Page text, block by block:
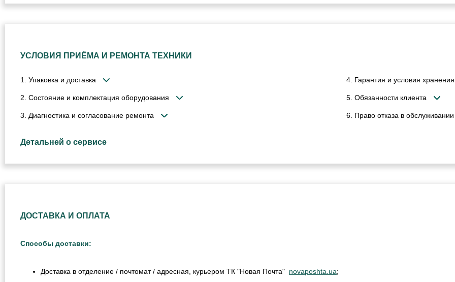
УСЛОВИЯ ПРИЁМА И РЕМОНТА ТЕХНИКИ
1. Упаковка и доставка
2. Состояние и комплектация оборудования
3. Диагностика и согласование ремонта
4. Гарантия и условия хранения
5. Обязанности клиента
6. Право отказа в обслуживании
Детальней о сервисе
ДОСТАВКА И ОПЛАТА
Способы доставки:
Доставка в отделение / почтомат / адресная, курьером ТК "Новая Почта" novaposhta.ua;